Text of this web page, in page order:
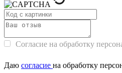
Согласие на обработку
Даю согласие на обработку